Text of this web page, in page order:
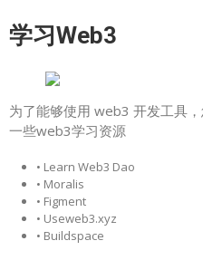
学习Web3
为了能够使用 web3 开发工具
一些web3学习资源
• Learn Web3 Dao
• Moralis
• Figment
• Useweb3.xyz
• Buildspace